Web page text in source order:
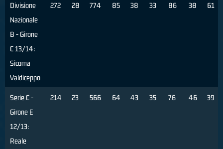
Divisione
Nazionale
B - Girone
C 13/14:
Sicoma
Valdiceppo
272 28 774 85 38 33 86 38 61
Serie C -
Girone E
12/13:
Reale
214 23 566 64 43 35 76 46 39